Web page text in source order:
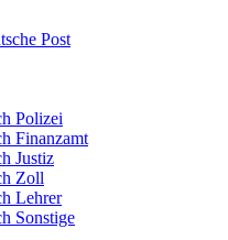
Post
Polizei
Finanzamt
Justiz
Zoll
Lehrer
Sonstige